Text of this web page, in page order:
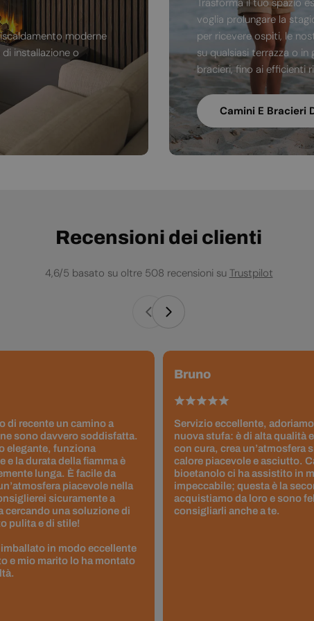
moderne
installazione o
Trasforma il tuo spazio
voglia prolungare la
per ricevere ospiti, le
su qualsiasi terrazza o
bracieri, fino ai efficienti
Camini E Bracieri
Recensioni dei clienti
4,6/5 basato su oltre 508 recensioni su Trustpilot
di recente un camino a
sono davvero soddisfatta.
elegante, funziona
e la durata della fiamma è
lunga. È facile da
piacevole nella
sicuramente a
cercando una soluzione di
pulita e di stile!
imballato in modo eccellente
e mio marito lo ha montato
Bruno
Servizio eccellente,
nuova stufa: è di alta qualità
con cura, crea un’atmosfera
calore piacevole e asciutto.
bioetanolo ci ha assistito in
impeccabile; questa è la
acquistiamo da loro e sono
consigliarli anche a te.